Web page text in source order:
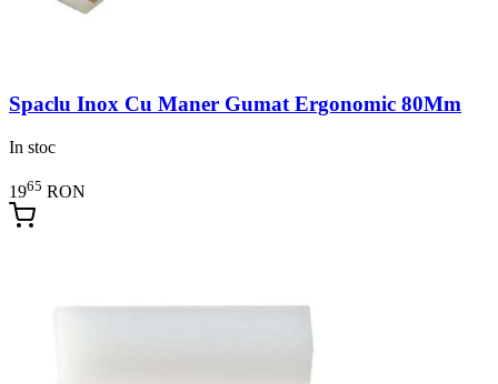
Spaclu Inox Cu Maner Gumat Ergonomic 80Mm
In stoc
1965 RON